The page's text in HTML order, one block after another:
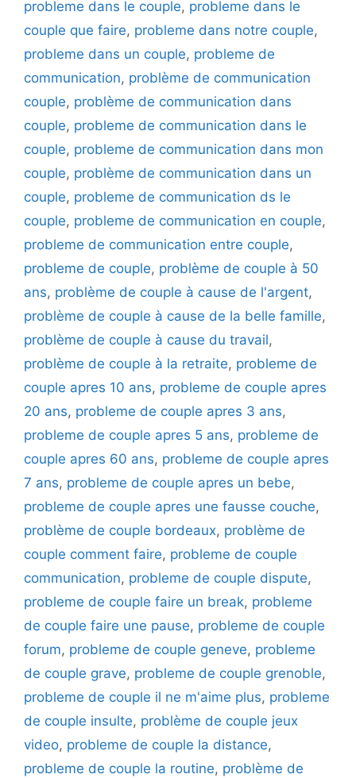
probleme dans le couple, probleme dans le
couple que faire, probleme dans notre couple,
probleme dans un couple, probleme de
communication, problème de communication
couple, problème de communication dans
couple, probleme de communication dans le
couple, probleme de communication dans mon
couple, problème de communication dans un
couple, probleme de communication ds le
couple, probleme de communication en couple,
probleme de communication entre couple,
probleme de couple, problème de couple à 50
ans, problème de couple à cause de l'argent,
problème de couple à cause de la belle famille,
problème de couple à cause du travail,
problème de couple à la retraite, probleme de
couple apres 10 ans, probleme de couple apres
20 ans, probleme de couple apres 3 ans,
probleme de couple apres 5 ans, probleme de
couple apres 60 ans, probleme de couple apres
7 ans, probleme de couple apres un bebe,
probleme de couple apres une fausse couche,
problème de couple bordeaux, problème de
couple comment faire, probleme de couple
communication, probleme de couple dispute,
probleme de couple faire un break, probleme
de couple faire une pause, probleme de couple
forum, probleme de couple geneve, probleme
de couple grave, probleme de couple grenoble,
probleme de couple il ne m'aime plus, probleme
de couple insulte, problème de couple jeux
video, probleme de couple la distance,
probleme de couple la routine, problème de